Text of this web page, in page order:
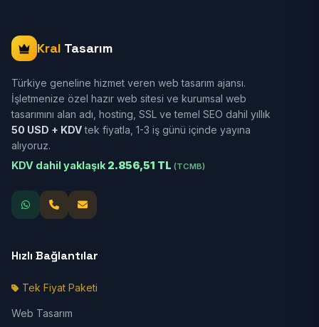
Kral Tasarım
Türkiye geneline hizmet veren web tasarım ajansı.
İşletmenize özel hazır web sitesi ve kurumsal web
tasarımını alan adı, hosting, SSL ve temel SEO dahil yıllık
50 USD + KDVtek fiyatla, 1-3 iş günü içinde yayına
alıyoruz.
KDV dahil yaklaşık 2.856,51 TL (TCMB)
Hızlı Bağlantılar
Tek Fiyat Paketi
Web Tasarım